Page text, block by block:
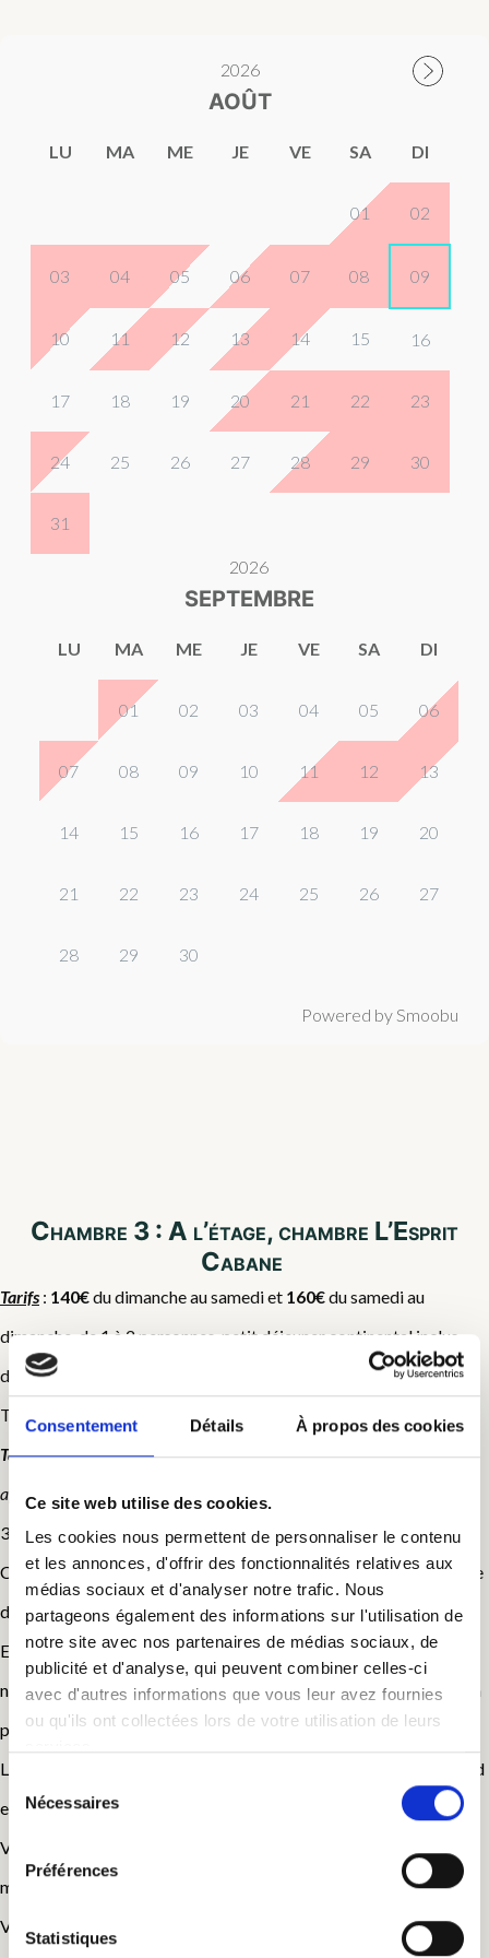
Consentement Détails À propos des cookies
Ce site web utilise des cookies.
Les cookies nous permettent de personnaliser le contenu
et les annonces, d'offrir des fonctionnalités relatives aux
médias sociaux et d'analyser notre trafic. Nous
partageons également des informations sur l'utilisation de
notre site avec nos partenaires de médias sociaux, de
publicité et d'analyse, qui peuvent combiner celles-ci
avec d'autres informations que vous leur avez fournies
ou qu'ils ont collectées lors de votre utilisation de leurs
Sélection
du Nécessaires
Préférences
Statistiques
2026
AOÛT
LU MA ME JE VE SA DI
01 02
03 04 05 06 07 08 09
10 11 12 13 14 15 16
17 18 19 20 21 22 23
24 25 26 27 28 29 30
31
2026
SEPTEMBRE
LU MA ME JE VE SA DI
01 02 03 04 05 06
07 08 09 10 11 12 13
14 15 16 17 18 19 20
21 22 23 24 25 26 27
28 29 30
Powered by Smoobu
Chambre 3 : A l’étage, chambre L’Esprit
Cabane
Tarifs : 140€du dimanche au samedi et 160€du samedi au
dimanche, de 1 à 2 personnes, petit déjeuner continental inclus
dans le tarif. 20€/ personnes supplémentaire.
Taxe de séjour en supplément (0,80€/ nuit/pers en 2026)
Tarif préférentiel au delà de 4 nuits, nous contacter pour le tarif
appliqué.
30m2 / lit 160X200 / 2 lits de 90X190 /de 2 à 5 personnes
Cette chambre peut accueillir de 2 à 5 personnes, d’une superficie
de 30m2 au total.
Entièrement repensée dans un esprit cabane, enduit à la chaux
naturelle, parquet flottant bois, faïence salle de bains en travertin
pour un effet thermal.
La cabane à l’étage est entièrement faite de bois du sol au plafond
en passant par les lits !
Vous pourrez également profiter du filet d’habitation pour un
moment de détente bien mérité.
Vue sur la forêt, au calme, au petit matin vous pourrez entendre le